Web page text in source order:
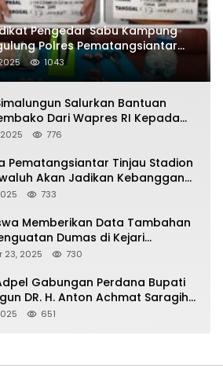
Pengedar Sabu Kampung
Polres Pematangsiantar
Paket Sabu
1043
Salurkan Bantuan
Dari Wapres RI Kepada
di Prapat
776
Pematangsiantar Tinjau Stadion
Akan Jadikan Kebanggan
733
Memberikan Data Tambahan
Dumas di Kejari
23, 2025 730
Gabungan Perdana Bupati
DR. H. Anton Achmat Saragih
Bahu Membahu Bangun
651